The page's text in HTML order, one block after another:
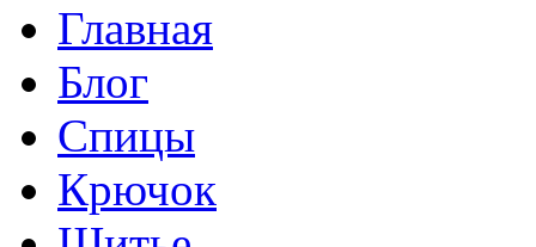
Главная
Блог
Спицы
Крючок